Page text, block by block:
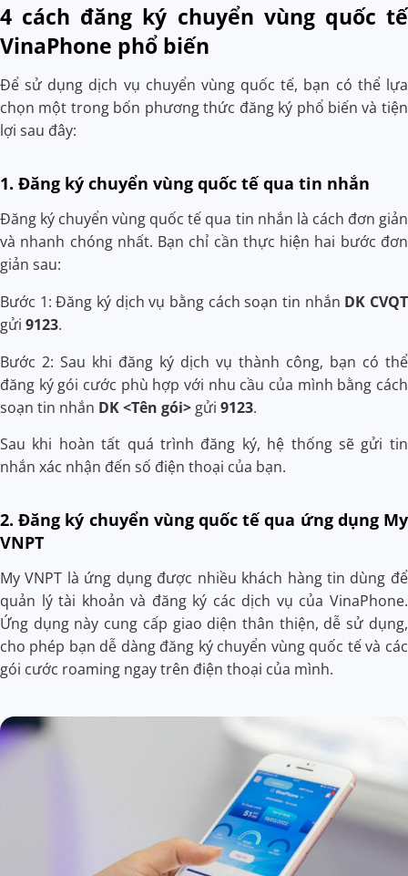
4 cách đăng ký chuyển vùng quốc tế
VinaPhone phổ biến
Để sử dụng dịch vụ chuyển vùng quốc tế, bạn có thể lựa
chọn một trong bốn phương thức đăng ký phổ biến và tiện
lợi sau đây:
1. Đăng ký chuyển vùng quốc tế qua tin nhắn
Đăng ký chuyển vùng quốc tế qua tin nhắn là cách đơn giản
và nhanh chóng nhất. Bạn chỉ cần thực hiện hai bước đơn
giản sau:
Bước 1: Đăng ký dịch vụ bằng cách soạn tin nhắn DK CVQT
gửi 9123.
Bước 2: Sau khi đăng ký dịch vụ thành công, bạn có thể
đăng ký gói cước phù hợp với nhu cầu của mình bằng cách
soạn tin nhắn DK <Tên gói> gửi 9123.
Sau khi hoàn tất quá trình đăng ký, hệ thống sẽ gửi tin
nhắn xác nhận đến số điện thoại của bạn.
2. Đăng ký chuyển vùng quốc tế qua ứng dụng My
VNPT
My VNPT là ứng dụng được nhiều khách hàng tin dùng để
quản lý tài khoản và đăng ký các dịch vụ của VinaPhone.
Ứng dụng này cung cấp giao diện thân thiện, dễ sử dụng,
cho phép bạn dễ dàng đăng ký chuyển vùng quốc tế và các
gói cước roaming ngay trên điện thoại của mình.